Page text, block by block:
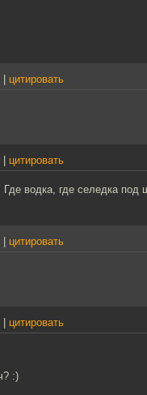
цитировать
цитировать
водка, где селедка под
цитировать
цитировать
:)